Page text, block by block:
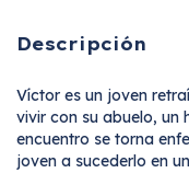
Descripción
Víctor es un joven
vivir con su abuelo, un
encuentro se torna
joven a sucederlo en